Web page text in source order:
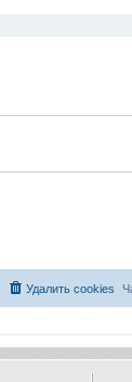
Удалить cookies